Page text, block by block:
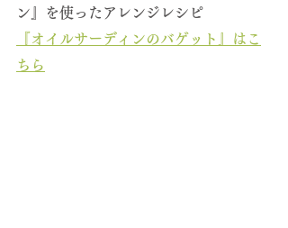
ン』を使ったアレンジレシピ
オイルサーディンのバゲット
』はこ
ちら